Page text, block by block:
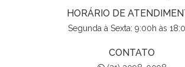
HORÁRIO DE
Segunda à Sexta: 9:00h às
CONTATO